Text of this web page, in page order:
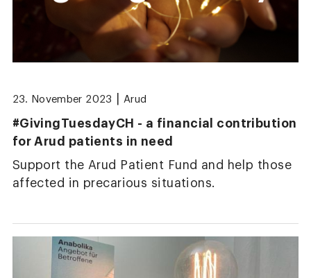
23. November 2023 Arud
#GivingTuesdayCH - a financial contribution
for Arud patients in need
Support the Arud Patient Fund and help those
affected in precarious situations.